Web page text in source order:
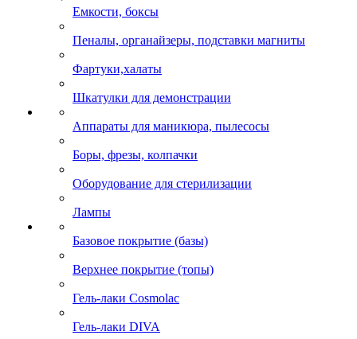
Емкости, боксы
Пеналы, органайзеры, подставки магниты
Фартуки,халаты
Шкатулки для демонстрации
Аппараты для маникюра, пылесосы
Боры, фрезы, колпачки
Оборудование для стерилизации
Лампы
Базовое покрытие (базы)
Верхнее покрытие (топы)
Гель-лаки Cosmolac
Гель-лаки DIVA